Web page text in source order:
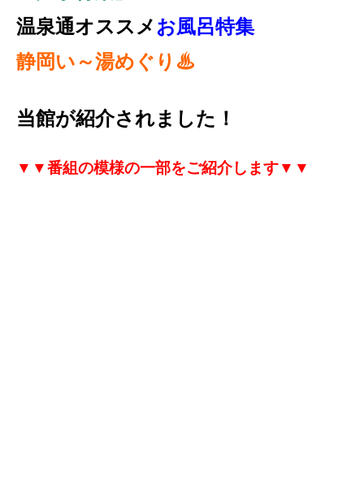
温泉通オススメお風呂特集
静岡い～湯めぐり♨
当館が紹介されました！
▼▼番組の模様の一部をご紹介します▼▼